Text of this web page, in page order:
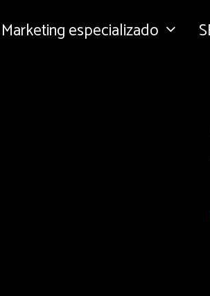
Marketing especializado